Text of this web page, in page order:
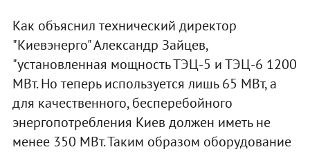
Как объяснил технический директор
"Киевэнерго" Александр Зайцев,
"установленная мощность ТЭЦ-5 и ТЭЦ-6 1200
МВт. Но теперь используется лишь 65 МВт, а
для качественного, бесперебойного
энергопотребления Киев должен иметь не
менее 350 МВт. Таким образом оборудование